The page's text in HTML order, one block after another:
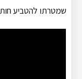
שמטרתו להטביע